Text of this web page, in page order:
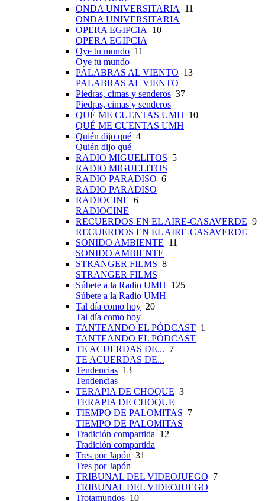
ONDA UNIVERSITARIA
11
ONDA UNIVERSITARIA
OPERA EGIPCIA
10
OPERA EGIPCIA
Oye tu mundo 11
Oye tu mundo
PALABRAS AL VIENTO 13
PALABRAS AL VIENTO
Piedras, cimas y senderos 37
Piedras, cimas y senderos
QUÉ ME CUENTAS UMH 10
QUÉ ME CUENTAS UMH
Quién dijo qué 4
Quién dijo qué
RADIO MIGUELITOS 5
RADIO MIGUELITOS
RADIO PARADISO 6
RADIO PARADISO
RADIOCINE 6
RADIOCINE
RECUERDOS EN EL AIRE-CASAVERDE 9
RECUERDOS EN EL AIRE-CASAVERDE
SONIDO AMBIENTE 11
SONIDO AMBIENTE
STRANGER FILMS 8
STRANGER FILMS
Súbete a la Radio UMH 125
Súbete a la Radio UMH
Tal día como hoy 20
Tal día como hoy
TANTEANDO EL PÓDCAST 1
TANTEANDO EL PÓDCAST
TE ACUERDAS DE... 7
TE ACUERDAS DE...
Tendencias 13
Tendencias
TERAPIA DE CHOQUE 3
TERAPIA DE CHOQUE
TIEMPO DE PALOMITAS 7
TIEMPO DE PALOMITAS
Tradición compartida 12
Tradición compartida
Tres por Japón 31
Tres por Japón
TRIBUNAL DEL VIDEOJUEGO 7
TRIBUNAL DEL VIDEOJUEGO
Trotamundos 10